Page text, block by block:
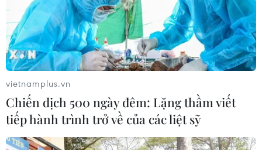
vietnamplus.vn
Chiến dịch 500 ngày đêm: Lặng thầm viết
tiếp hành trình trở về của các liệt sỹ